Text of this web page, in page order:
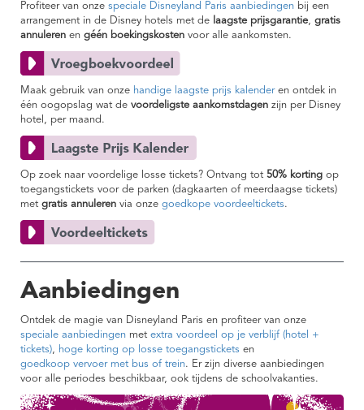
Profiteer van onze speciale Disneyland Paris aanbiedingen bij een
arrangement in de Disney hotels met de laagste prijsgarantie, gratis
annuleren en géén boekingskosten voor alle aankomsten.
Maak gebruik van onze handige laagste prijs kalenderen ontdek in
één oogopslag wat de voordeligste aankomstdagen zijn per Disney
hotel, per maand.
Op zoek naar voordelige losse tickets? Ontvang tot 50% korting op
toegangstickets voor de parken (dagkaarten of meerdaagse tickets)
met gratis annuleren via onze goedkope voordeeltickets.
Aanbiedingen
Ontdek de magie van Disneyland Paris en profiteer van onze
speciale aanbiedingen met extra voordeel op je verblijf (hotel +
tickets), hoge korting op losse toegangstickets en
goedkoop vervoer met bus of trein. Er zijn diverse aanbiedingen
voor alle periodes beschikbaar, ook tijdens de schoolvakanties.